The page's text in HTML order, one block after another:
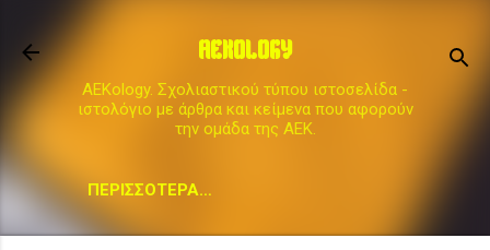
AEKOLOGY
AEKology. Σχολιαστικού τύπου ιστοσελίδα -
ιστολόγιο με άρθρα και κείμενα που αφορούν
την ομάδα της ΑΕΚ.
ΠΕΡΙΣΣΌΤΕΡΑ…